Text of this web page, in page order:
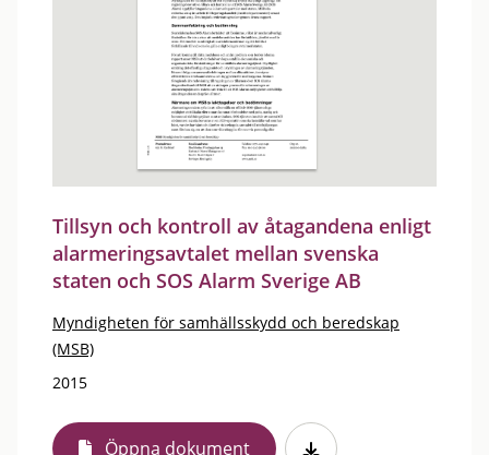
Tillsyn och kontroll av åtagandena enligt
alarmeringsavtalet mellan svenska
staten och SOS Alarm Sverige AB
Myndigheten för samhällsskydd och beredskap
(MSB)
2015
Öppna dokument